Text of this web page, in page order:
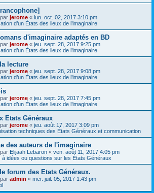
jerome « lun. oct. 02, 2017 3:10 pm
d’un États des lieux de l’imaginaire
d'imaginaire adaptés en BD
jerome « jeu. sept. 28, 2017 9:25 pm
d’un États des lieux de l’imaginaire
lecture
jerome « jeu. sept. 28, 2017 9:08 pm
d’un États des lieux de l’imaginaire
jerome « jeu. sept. 28, 2017 7:45 pm
d’un États des lieux de l’imaginaire
Etats Généraux
jerome « jeu. août 17, 2017 3:09 pm
techniques des États Généraux et communication
des auteurs de l'imaginaire
Elijaah Lebaron « ven. août 11, 2017 4:05 pm
à idées ou questions sur les États Généraux
forum des Etats Généraux.
admin « mer. juil. 05, 2017 1:43 pm